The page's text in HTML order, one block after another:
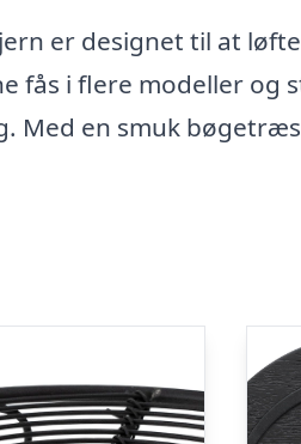
er designet til at
fås i flere modeller og
Med en smuk